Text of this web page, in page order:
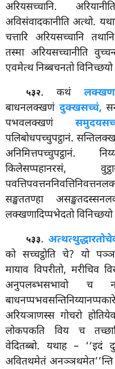
अरियसच्चानि.
अविसंवादकानीति अत्थो.
चत्तारि अरियसच्चानि
तस्मा अरियसच्चानीति
एवमेत्थ निब्बचनतो विनिच्छयो
५३२. कथं
बाधनलक्खणं दुक्खसच्चं,
पभवलक्खणं
पलिबोधपच्चुपट्ठानं.
अनिमित्तपच्चुपट्ठानं.
किलेसप्पहानरसं,
सङ्खततण्हा
लक्खणादिप्पभेदतो विनिच्छयो
५३३. अत्थत्थुद्धारतो
को सच्चट्ठोति चे? यो
मायाव विपरीतो, मरीचिव
अनुपलब्भसभावो
अरियञाणस्स गोचरो
लोकपकति विय च
वेदितब्बो. यथाह –
अवितथमेतं अनञ्ञथमेत’’न्ति